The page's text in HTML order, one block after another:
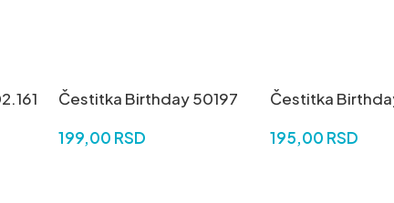
Čestitka Birthday 50197
199,00 RSD
Čestitka
195,00 RSD